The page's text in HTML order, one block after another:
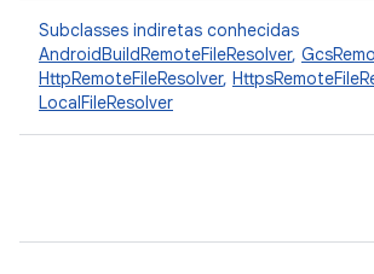
Subclasses indiretas conhecidas
AndroidBuildRemoteFileResolver,
HttpRemoteFileResolver,
LocalFileResolver